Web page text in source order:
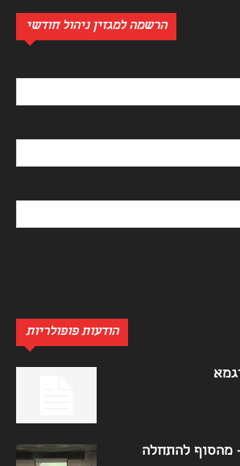
הרשמה למגזין ניהול חודשי
הודעות פופולריות
מהסוף להתחלה